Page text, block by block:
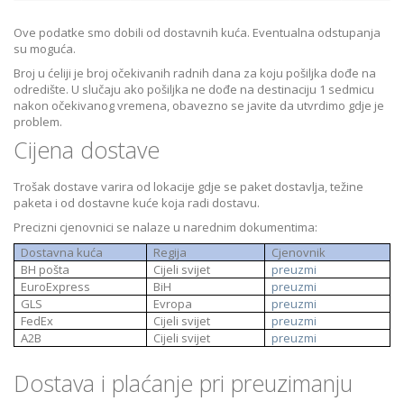
Ove podatke smo dobili od dostavnih kuća. Eventualna odstupanja
su moguća.
Broj u ćeliji je broj očekivanih radnih dana za koju pošiljka dođe na
odredište. U slučaju ako pošiljka ne dođe na destinaciju 1 sedmicu
nakon očekivanog vremena, obavezno se javite da utvrdimo gdje je
problem.
Cijena dostave
Trošak dostave varira od lokacije gdje se paket dostavlja, težine
paketa i od dostavne kuće koja radi dostavu.
Precizni cjenovnici se nalaze u narednim dokumentima:
Dostavna kuća
Regija
Cjenovnik
BH pošta
Cijeli svijet
preuzmi
EuroExpress
BiH
preuzmi
GLS
Evropa
preuzmi
FedEx
Cijeli svijet
preuzmi
A2B
Cijeli svijet preuzmi
Dostava i plaćanje pri preuzimanju